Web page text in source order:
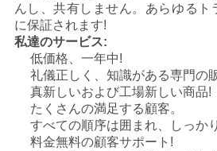
さ
い
んし、共有しません。あらゆるト
に保証されます!
私達のサービス:
低価格、一年中!
礼儀正しく、知識がある専門の
真新しいおよび工場新しい商品!
たくさんの満足する顧客。
すべての順序は囲まれ、しっか
料金無料の顧客サポート!